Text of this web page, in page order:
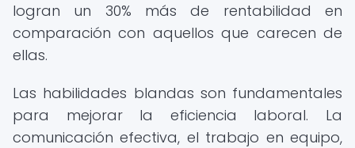
logran un 30% más de rentabilidad en
comparación con aquellos que carecen de
ellas.
Las habilidades blandas son fundamentales
para mejorar la eficiencia laboral. La
comunicación efectiva, el trabajo en equipo,